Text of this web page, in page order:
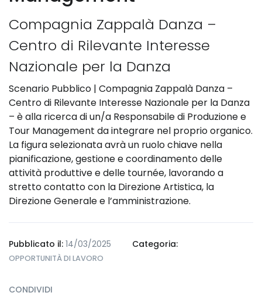
Compagnia Zappalà Danza –
Centro di Rilevante Interesse
Nazionale per la Danza
Scenario Pubblico | Compagnia Zappalà Danza –
Centro di Rilevante Interesse Nazionale per la Danza
– è alla ricerca di un/a Responsabile di Produzione e
Tour Management da integrare nel proprio organico.
La figura selezionata avrà un ruolo chiave nella
pianificazione, gestione e coordinamento delle
attività produttive e delle tournée, lavorando a
stretto contatto con la Direzione Artistica, la
Direzione Generale e l’amministrazione.
Pubblicato il: 14/03/2025 Categoria:
OPPORTUNITÀ DI LAVORO
CONDIVIDI